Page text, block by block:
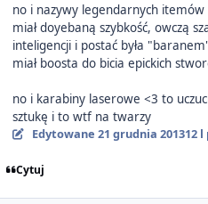
no i nazywy legendarnych
miał doyebaną szybkość, owczą
inteligencji i postać była
miał boosta do bicia epickich
no i karabiny laserowe <3 to
sztukę i to wtf na twarzy
Edytowane 21 grudnia 201312 l
Cytuj